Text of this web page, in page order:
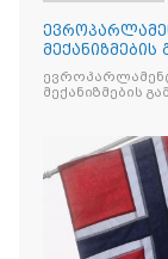
მექანიზმების